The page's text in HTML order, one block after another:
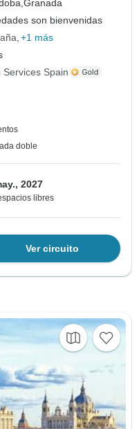
Granada
son bienvenidas
+1 más
Services Spain
doble
2027
libres
Ver circuito